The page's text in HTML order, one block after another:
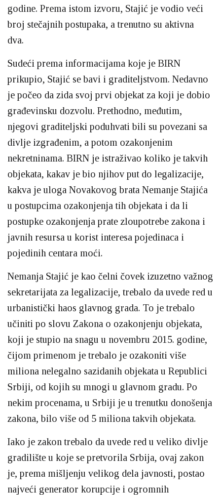
godine. Prema istom izvoru, Stajić je vodio veći
broj stečajnih postupaka, a trenutno su aktivna
dva.
Sudeći prema informacijama koje je BIRN
prikupio, Stajić se bavi i graditeljstvom. Nedavno
je počeo da zida svoj prvi objekat za koji je dobio
građevinsku dozvolu. Prethodno, međutim,
njegovi graditeljski poduhvati bili su povezani sa
divlje izgrađenim, a potom ozakonjenim
nekretninama. BIRN je istraživao koliko je takvih
objekata, kakav je bio njihov put do legalizacije,
kakva je uloga Novakovog brata Nemanje Stajića
u postupcima ozakonjenja tih objekata i da li
postupke ozakonjenja prate zloupotrebe zakona i
javnih resursa u korist interesa pojedinaca i
pojedinih centara moći.
Nemanja Stajić je kao čelni čovek izuzetno važnog
sekretarijata za legalizacije, trebalo da uvede red u
urbanistički haos glavnog grada. To je trebalo
učiniti po slovu Zakona o ozakonjenju objekata,
koji je stupio na snagu u novembru 2015. godine,
čijom primenom je trebalo je ozakoniti više
miliona nelegalno sazidanih objekata u Republici
Srbiji, od kojih su mnogi u glavnom gradu. Po
nekim procenama, u Srbiji je u trenutku donošenja
zakona, bilo više od 5 miliona takvih objekata.
Iako je zakon trebalo da uvede red u veliko divlje
gradilište u koje se pretvorila Srbija, ovaj zakon
je, prema mišljenju velikog dela javnosti, postao
najveći generator korupcije i ogromnih